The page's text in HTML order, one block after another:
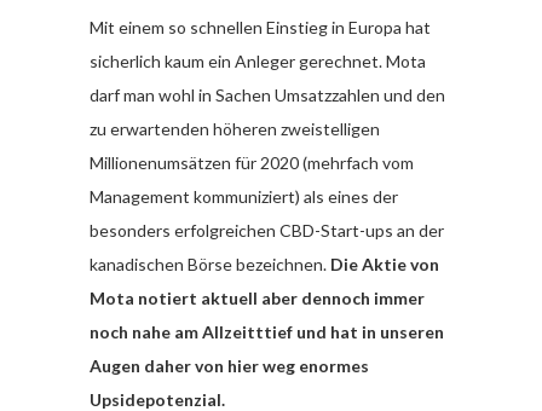
Mit einem so schnellen Einstieg in Europa hat
sicherlich kaum ein Anleger gerechnet. Mota
darf man wohl in Sachen Umsatzzahlen und den
zu erwartenden höheren zweistelligen
Millionenumsätzen für 2020 (mehrfach vom
Management kommuniziert) als eines der
besonders erfolgreichen CBD-Start-ups an der
kanadischen Börse bezeichnen. Die Aktie von
Mota notiert aktuell aber dennoch immer
noch nahe am Allzeitttief und hat in unseren
Augen daher von hier weg enormes
Upsidepotenzial.